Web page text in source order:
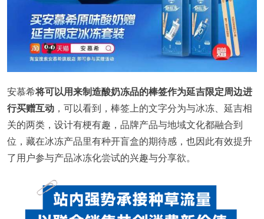
安慕希将可以用来制造酸奶冻品的棒签作为延吉限定周边进
行买赠互动 ，可以看到，棒签上的文字分为与冰冻、延吉相
关的两类，设计有梗有趣，品牌产品与地域文化都融合到
位，藏在冰冻产品里有种开盲盒的期待感，也因此有效提升
了用户参与产品冰冻化尝试的兴趣与分享欲。